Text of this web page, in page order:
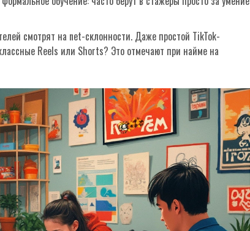
смотрят на net-склонности. Даже простой TikTok-
Reels или Shorts? Это отмечают при найме на